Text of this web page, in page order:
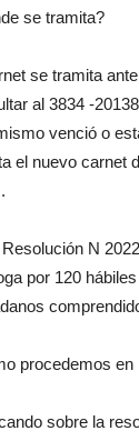
se tramita?
se tramita
al 3834 -
venció o
el nuevo carnet
N
por 120
procedemos
sobre la